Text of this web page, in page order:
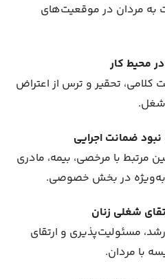
به مردان در موقعیت‌های
در محیط کار
کلامی، تحقیر و ترس از اعتراض
شغل.
ضمانت اجرایی
مرتبط با مرخصی، بیمه، مادری
به‌ویژه در بخش خصوصی.
شغلی زنان
مسئولیت‌پذیری و ارتقای
با مردان.